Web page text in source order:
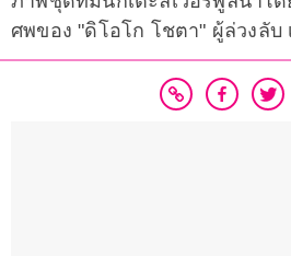
ศพของ "ดิโอโก โชตา" ผู้ล่วงลับ